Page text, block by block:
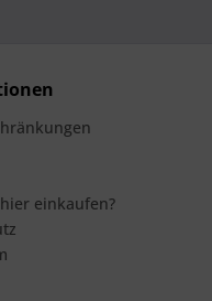
einkaufen?